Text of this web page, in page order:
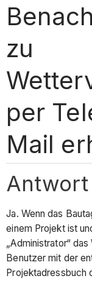
zu
per
Mail
Antwort
Ja. Wenn das
einem Projekt ist
„Administrator“
Benutzer mit der
Projektadressbuch